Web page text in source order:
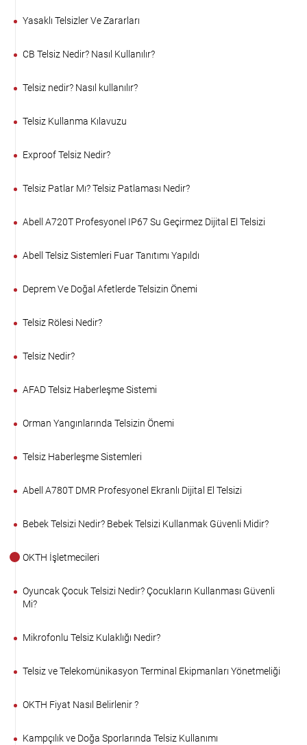
Yasaklı Telsizler Ve Zararları
CB Telsiz Nedir? Nasıl Kullanılır?
Telsiz nedir? Nasıl kullanılır?
Telsiz Kullanma Kılavuzu
Exproof Telsiz Nedir?
Telsiz Patlar Mı? Telsiz Patlaması Nedir?
Abell A720T Profesyonel IP67 Su Geçirmez Dijital El Telsizi
Abell Telsiz Sistemleri Fuar Tanıtımı Yapıldı
Deprem Ve Doğal Afetlerde Telsizin Önemi
Telsiz Rölesi Nedir?
Telsiz Nedir?
AFAD Telsiz Haberleşme Sistemi
Orman Yangınlarında Telsizin Önemi
Telsiz Haberleşme Sistemleri
Abell A780T DMR Profesyonel Ekranlı Dijital El Telsizi
Bebek Telsizi Nedir? Bebek Telsizi Kullanmak Güvenli Midir?
OKTH İşletmecileri
Oyuncak Çocuk Telsizi Nedir? Çocukların Kullanması Güvenli
Mi?
Mikrofonlu Telsiz Kulaklığı Nedir?
Telsiz ve Telekomünikasyon Terminal Ekipmanları Yönetmeliği
OKTH Fiyat Nasıl Belirlenir ?
Kampçılık ve Doğa Sporlarında Telsiz Kullanımı